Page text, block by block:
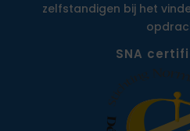
zelfstandigen bij het
SNA